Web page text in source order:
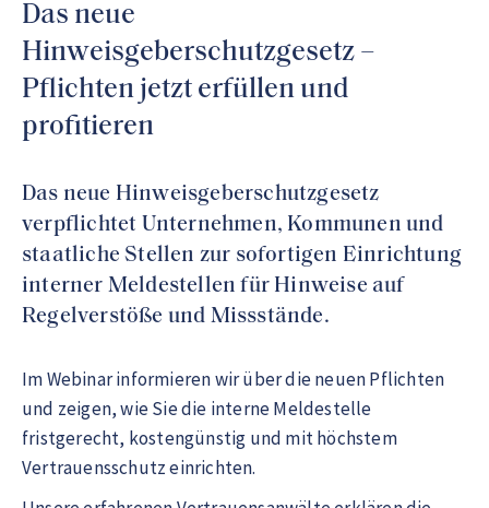
Das neue
Hinweisgeberschutzgesetz –
Pflichten jetzt erfüllen und
profitieren
Das neue Hinweisgeberschutzgesetz
verpflichtet Unternehmen, Kommunen und
staatliche Stellen zur sofortigen Einrichtung
interner Meldestellen für Hinweise auf
Regelverstöße und Missstände.
Im Webinar informieren wir über die neuen Pflichten
und zeigen, wie Sie die interne Meldestelle
fristgerecht, kostengünstig und mit höchstem
Vertrauensschutz einrichten.